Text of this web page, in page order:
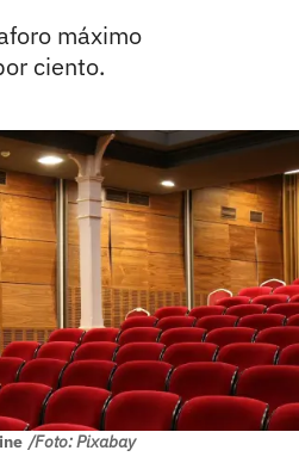
máximo
ciento.
/Foto: Pixabay